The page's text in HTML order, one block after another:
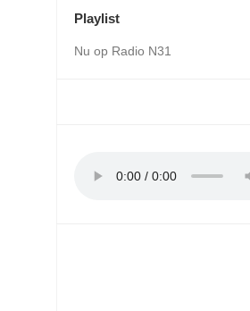
Playlist
Nu op Radio N31